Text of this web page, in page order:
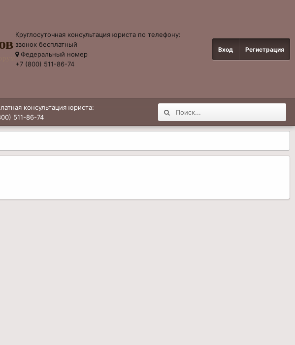
Круглосуточная консультация юриста по телефону:
звонок бесплатный
Федеральный номер
+7 (800) 511-86-74
Вход Регистрация
консультация юриста:
511-86-74